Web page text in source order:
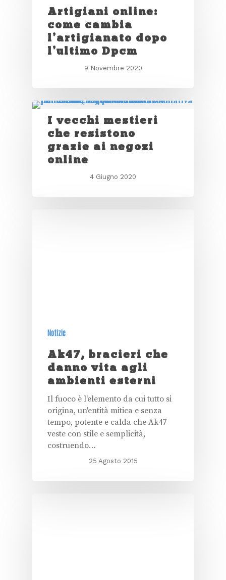
Artigiani online:
come cambia
l’artigianato dopo
l’ultimo Dpcm
9 Novembre 2020
I vecchi mestieri
che resistono
grazie ai negozi
online
4 Giugno 2020
Notizie
Ak47, bracieri che
danno vita agli
ambienti esterni
Il fuoco è l'elemento da cui tutto si
origina, un'entità mitica e senza
tempo, potente e calda che Ak47
veste con stile e semplicità,
costruendo…
25 Agosto 2015